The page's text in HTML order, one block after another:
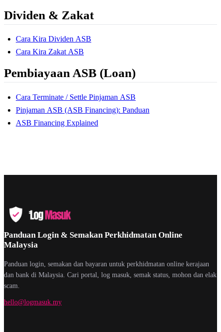
Dividen & Zakat
Cara Kira Dividen ASB
Cara Kira Zakat ASB
Pembiayaan ASB (Loan)
Cara Terminate / Settle Pinjaman ASB
Pinjaman ASB (ASB Financing): Panduan
ASB Financing Explained
Panduan Login & Semakan Perkhidmatan Online
Malaysia
Panduan login, semakan dan bayaran untuk perkhidmatan online kerajaan
dan bank di Malaysia. Cari portal, log masuk, semak status, mohon dan elak
scam.
hello@logmasuk.my